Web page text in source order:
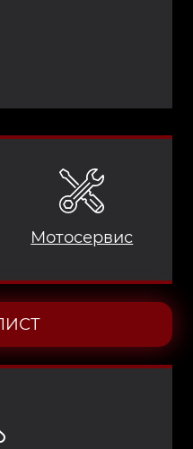
Мотосервис